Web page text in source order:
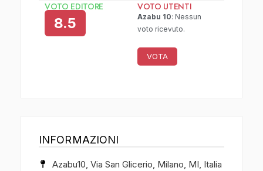
VOTO EDITORE
8.5
VOTO UTENTI
Azabu 10: Nessun
voto ricevuto.
VOTA
INFORMAZIONI
Azabu10, Via San Glicerio, Milano, MI, Italia